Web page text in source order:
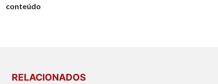
conteúdo
RELACIONADOS